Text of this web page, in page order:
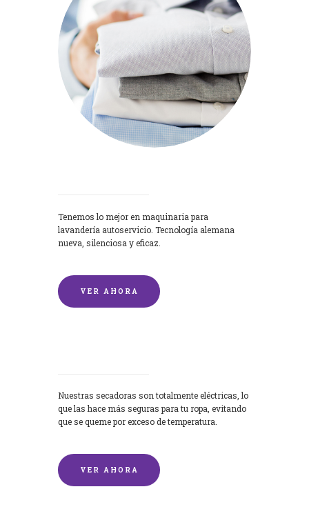
Tenemos lo mejor en maquinaria para
lavandería autoservicio. Tecnología alemana
nueva, silenciosa y eficaz.
VER AHORA
Nuestras secadoras son totalmente eléctricas, lo
que las hace más seguras para tu ropa, evitando
que se queme por exceso de temperatura.
VER AHORA